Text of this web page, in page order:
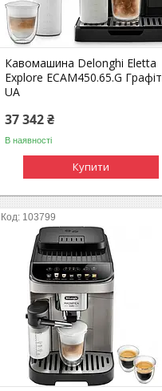
Кавомашина Delonghi Eletta
Explore ECAM450.65.G Графіт
UA
37 342 ₴
В наявності
Купити
103799